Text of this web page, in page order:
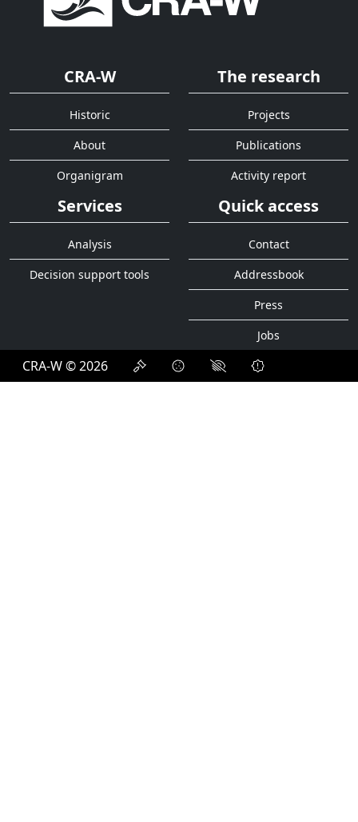
CRA-W
Historic
About
Organigram
The research
Projects
Publications
Activity report
Services
Analysis
Decision support tools
Quick access
Contact
Addressbook
Press
Jobs
CRA-W © 2026